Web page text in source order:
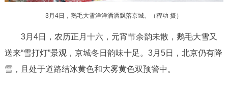
中介服务 阳光政务
政民互动
12345网上接诉即办 我要咨询
3月4日，鹅毛大雪洋洋洒洒飘落京城。（程功 摄）
3月4日，农历正月十六，元宵节余韵未散，鹅毛大雪又
送来“雪打灯”景观，京城冬日韵味十足。3月5日，北京仍有降
雪，且处于道路结冰黄色和大雾黄色双预警中。